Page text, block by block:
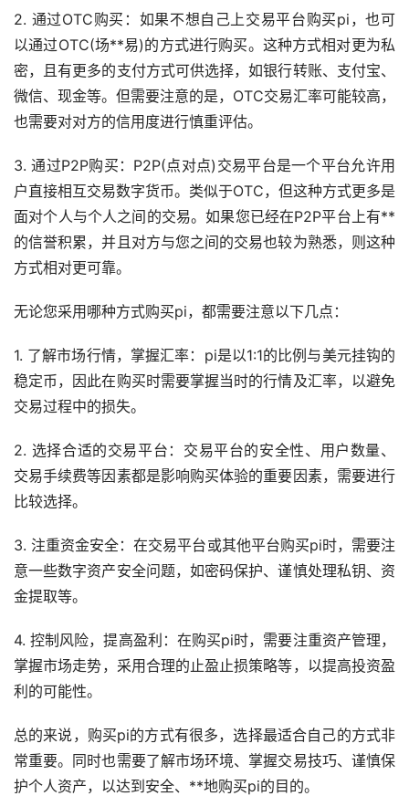
2. 通过OTC购买：如果不想自己上交易平台购买pi，也可
以通过OTC(场**易)的方式进行购买。这种方式相对更为私
密，且有更多的支付方式可供选择，如银行转账、 支付宝、
微信、现金等。但需要注意的是，OTC交易汇率可能较高，
也需要对对方的信用度进行慎重评估。
3. 通过P2P购买：P2P(点对点)交易平台是一个平台允许用
户直接相互交易数字货币。类似于OTC，但这种方式更多是
面对个人与个人之间的交易。如果您已经在P2P平台上有**
的信誉积累，并且对方与您之间的交易也较为熟悉，则这种
方式相对更可靠。
无论您采用哪种方式购买pi，都需要注意以下几点：
1. 了解市场行情，掌握汇率：pi是以1:1的比例与美元挂钩的
稳定币，因此在购买时需要掌握当时的行情及汇率，以避免
交易过程中的损失。
2. 选择合适的交易平台：交易平台的安全性、用户数量、
交易手续费等因素都是影响购买体验的重要因素，需要进行
比较选择。
3. 注重资金安全：在交易平台或其他平台购买pi时，需要注
意一些数字资产安全问题，如密码保护、谨慎处理私钥、资
金提取等。
4. 控制风险，提高盈利：在购买pi时，需要注重资产管理，
掌握市场走势，采用合理的止盈止损策略等，以提高投资盈
利的可能性。
总的来说，购买pi的方式有很多，选择最适合自己的方式非
常重要。同时也需要了解市场环境、掌握交易技巧、谨慎保
护个人资产，以达到安全、**地购买pi的目的。